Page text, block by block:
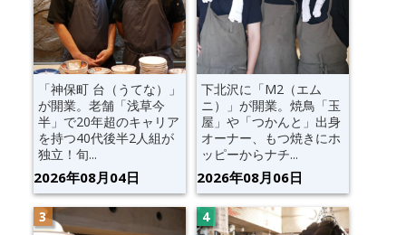
「神保町 台（うてな）」
が開業。老舗「浅草今
半」で20年超のキャリア
を持つ40代後半2人組が
独立！旬...
2026年08月04日
下北沢に「M2（エム
ニ）」が開業。焼鳥「玉
屋」や「つかんと」出身
オーナー、もつ焼きにホ
ッピーからナチ...
2026年08月06日